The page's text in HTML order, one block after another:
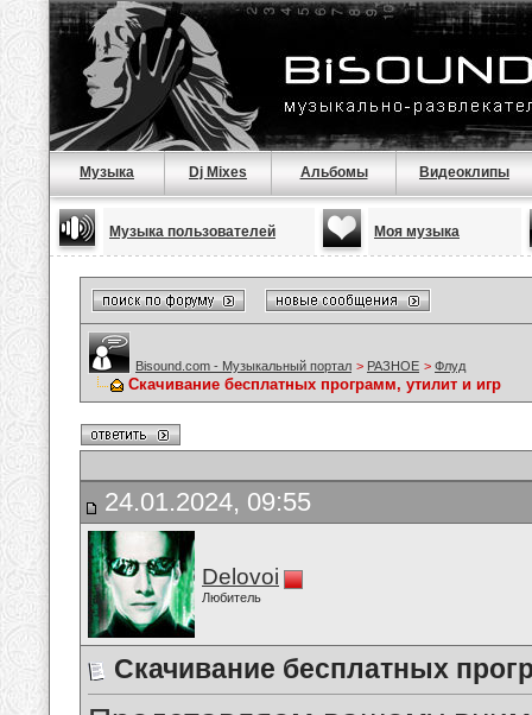
Музыка Dj Mixes Альбомы Видеоклипы
Музыка пользователей Моя музыка
Bisound.com - Музыкальный портал > РАЗНОЕ > Флуд
Скачивание бесплатных программ, утилит и игр
24.01.2024, 09:55
Delovoi
Любитель
Скачивание бесплатных